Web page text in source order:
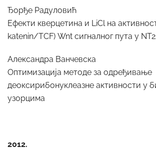
Ђорђе Радуловић
Ефекти кверцетина и LiCl на
katenin/TCF) Wnt сигналног пута у
Александра Ванчевска
Оптимизација методе за одређивање
деоксирибонуклеазне активности у
узорцима
2012.